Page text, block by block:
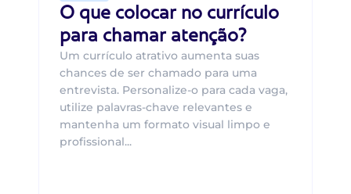
O que colocar no currículo
para chamar atenção?
Um currículo atrativo aumenta suas
chances de ser chamado para uma
entrevista. Personalize-o para cada vaga,
utilize palavras-chave relevantes e
mantenha um formato visual limpo e
profissional...